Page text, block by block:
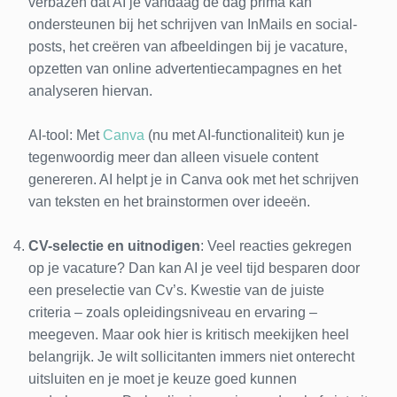
ondersteunen bij het schrijven van InMails en social-
posts, het creëren van afbeeldingen bij je vacature,
opzetten van online advertentiecampagnes en het
analyseren hiervan.
AI-tool: Met Canva (nu met AI-functionaliteit) kun je
tegenwoordig meer dan alleen visuele content
genereren. AI helpt je in Canva ook met het schrijven
van teksten en het brainstormen over ideeën.
CV-selectie en uitnodigen: Veel reacties gekregen
op je vacature? Dan kan AI je veel tijd besparen door
een preselectie van Cv’s. Kwestie van de juiste
criteria – zoals opleidingsniveau en ervaring –
meegeven. Maar ook hier is kritisch meekijken heel
belangrijk. Je wilt sollicitanten immers niet onterecht
uitsluiten en je moet je keuze goed kunnen